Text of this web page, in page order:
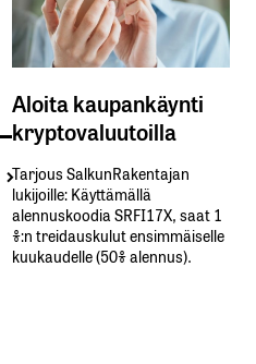
Aloita kaupankäynti
kryptovaluutoilla
Tarjous SalkunRakentajan
lukijoille: Käyttämällä​ ​
alennuskoodia​ ​SRFI17X,​ ​saat​ ​1
%:n treidauskulut​ ​ensimmäiselle​ ​
kuukaudelle​ ​(50%​ ​alennus).